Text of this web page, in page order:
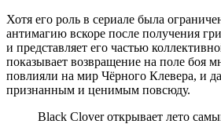
Хотя его роль в сериале была
антимагию вскоре после получения
и представляет его частью
показывает возвращение на поле боя
повлияли на мир Чёрного Клевера, и
признанным и ценимым повсюду.
Black Clover открывает лето